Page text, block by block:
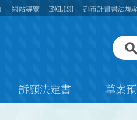
網站導覽 ENGLISH 都市計畫書法規
訴願決定書 草案